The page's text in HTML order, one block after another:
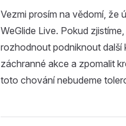
Vezmi prosím na vědomí, že
WeGlide Live. Pokud
rozhodnout podniknout další
záchranné akce a zpomalit
toto chování nebudeme